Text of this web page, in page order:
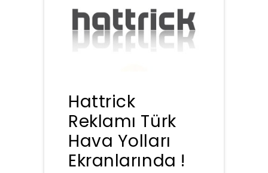
Hattrick
Reklamı Türk
Hava Yolları
Ekranlarında !